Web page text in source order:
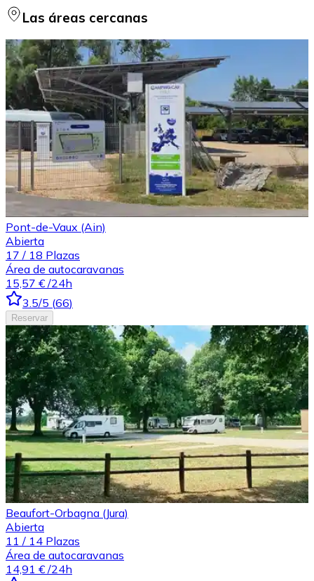
Las áreas cercanas
Pont-de-Vaux (Ain)
Abierta
17 / 18 Plazas
Área de autocaravanas
15,57 € /24h
3.5/5 (66)
Reservar
Beaufort-Orbagna (Jura)
Abierta
11 / 14 Plazas
Área de autocaravanas
14,91 € /24h